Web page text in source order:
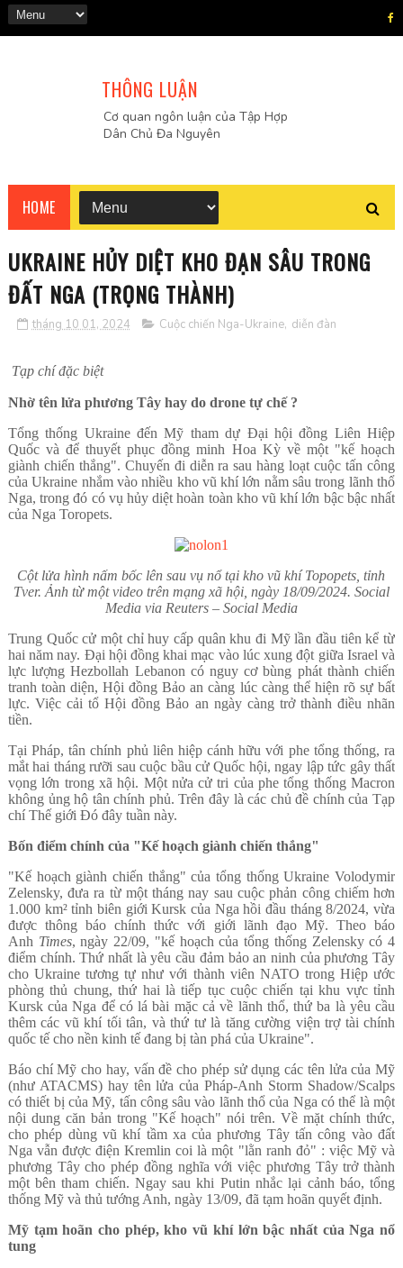
THÔNG LUẬN
Cơ quan ngôn luận của Tập Hợp
Dân Chủ Đa Nguyên
HOME
UKRAINE HỦY DIỆT KHO ĐẠN SÂU TRONG
ĐẤT NGA (TRỌNG THÀNH)
tháng 10 01, 2024 Cuộc chiến Nga-Ukraine, diễn đàn
Tạp chí đặc biệt
Nhờ tên lửa phương Tây hay do drone tự chế ?
Tổng thống Ukraine đến Mỹ tham dự Đại hội đồng Liên Hiệp
Quốc và để thuyết phục đồng minh Hoa Kỳ về một "kế hoạch
giành chiến thắng". Chuyến đi diễn ra sau hàng loạt cuộc tấn công
của Ukraine nhắm vào nhiều kho vũ khí lớn nằm sâu trong lãnh thổ
Nga, trong đó có vụ hủy diệt hoàn toàn kho vũ khí lớn bậc bậc nhất
của Nga Toropets.
Cột lửa hình nấm bốc lên sau vụ nổ tại kho vũ khí Topopets, tỉnh
Tver. Ảnh từ một video trên mạng xã hội, ngày 18/09/2024. Social
Media via Reuters – Social Media
Trung Quốc cử một chỉ huy cấp quân khu đi Mỹ lần đầu tiên kể từ
hai năm nay. Đại hội đồng khai mạc vào lúc xung đột giữa Israel và
lực lượng Hezbollah Lebanon có nguy cơ bùng phát thành chiến
tranh toàn diện, Hội đồng Bảo an càng lúc càng thể hiện rõ sự bất
lực. Việc cải tổ Hội đồng Bảo an ngày càng trở thành điều nhãn
tiền.
Tại Pháp, tân chính phủ liên hiệp cánh hữu với phe tổng thống, ra
mắt hai tháng rưỡi sau cuộc bầu cử Quốc hội, ngay lập tức gây thất
vọng lớn trong xã hội. Một nửa cử tri của phe tổng thống Macron
không ủng hộ tân chính phủ. Trên đây là các chủ đề chính của Tạp
chí Thế giới Đó đây tuần này.
Bốn điểm chính của "Kế hoạch giành chiến thắng"
"Kế hoạch giành chiến thắng" của tổng thống Ukraine Volodymir
Zelensky, đưa ra từ một tháng nay sau cuộc phản công chiếm hơn
1.000 km² tỉnh biên giới Kursk của Nga hồi đầu tháng 8/2024, vừa
được thông báo chính thức với giới lãnh đạo Mỹ. Theo báo
Anh Times, ngày 22/09, "kế hoạch của tổng thống Zelensky có 4
điểm chính. Thứ nhất là yêu cầu đảm bảo an ninh của phương Tây
cho Ukraine tương tự như với thành viên NATO trong Hiệp ước
phòng thủ chung, thứ hai là tiếp tục cuộc chiến tại khu vực tỉnh
Kursk của Nga để có lá bài mặc cả về lãnh thổ, thứ ba là yêu cầu
thêm các vũ khí tối tân, và thứ tư là tăng cường viện trợ tài chính
quốc tế cho nền kinh tế đang bị tàn phá của Ukraine".
Báo chí Mỹ cho hay, vấn đề cho phép sử dụng các tên lửa của Mỹ
(như ATACMS) hay tên lửa của Pháp-Anh Storm Shadow/Scalps
có thiết bị của Mỹ, tấn công sâu vào lãnh thổ của Nga có thể là một
nội dung căn bản trong "Kế hoạch" nói trên. Về mặt chính thức,
cho phép dùng vũ khí tầm xa của phương Tây tấn công vào đất
Nga vẫn được điện Kremlin coi là một "lằn ranh đỏ" : việc Mỹ và
phương Tây cho phép đồng nghĩa với việc phương Tây trở thành
một bên tham chiến. Ngay sau khi Putin nhắc lại cảnh báo, tổng
thống Mỹ và thủ tướng Anh, ngày 13/09, đã tạm hoãn quyết định.
Mỹ tạm hoãn cho phép, kho vũ khí lớn bậc nhất của Nga nổ
tung